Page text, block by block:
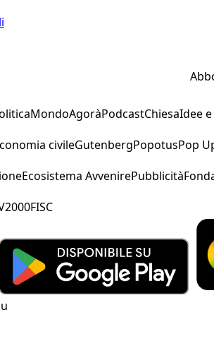
MondoAgoràPodcastChiesaIdee
civileGutenbergPopotusPop
Ecosistema AvvenirePubblicità
FISC